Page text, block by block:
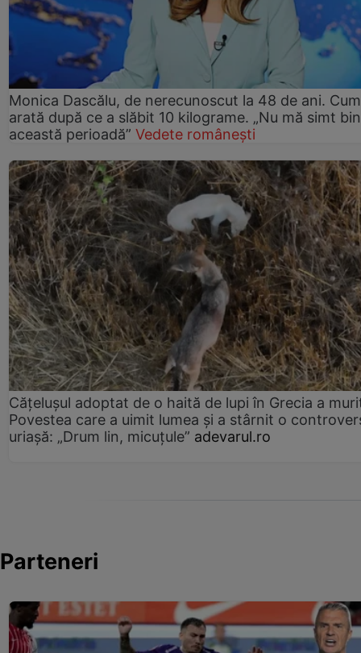
Monica Dascălu, de nerecunoscut la 48 de ani. Cum
arată după ce a slăbit 10 kilograme. „Nu mă simt
această perioadă” Vedete românești
Cățelușul adoptat de o haită de lupi în Grecia a
Povestea care a uimit lumea și a stârnit o
uriașă: „Drum lin, micuțule” adevarul.ro
Parteneri